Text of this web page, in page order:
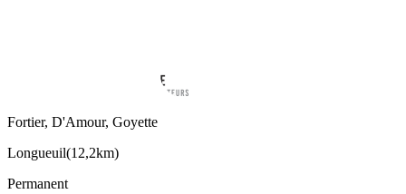
Fortier, D'Amour, Goyette
Longueuil(12,2km)
Permanent